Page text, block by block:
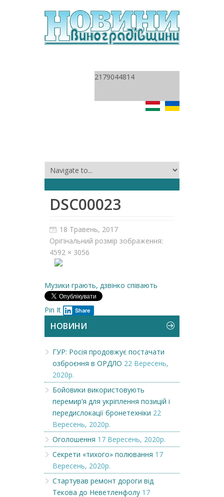
2179044814
DSC00023
18 Травень, 2017
Орігінальний розмір зображення:
4592 × 3056
Музики грають, дзвінко співають
Pin It Share
НОВИНИ
ГУР: Росія продовжує постачати
озброєння в ОРДЛО 22 Вересень,
2020р.
Бойовики використовують
перемир’я для укріплення позицій і
передислокації бронетехніки 22
Вересень, 2020р.
Оголошення 17 Вересень, 2020р.
Секрети «тихого» полювання 17
Вересень, 2020р.
Стартував ремонт дороги від
Текова до Неветленфолу 17